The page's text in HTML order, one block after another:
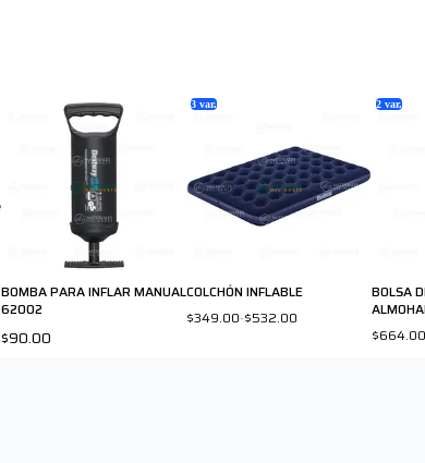
BOMBA PARA INFLAR MANUAL
62002
$90.00
3 var.
COLCHÓN INFLABLE
$349.00-$532.00
2 var.
BOLSA
$664.00